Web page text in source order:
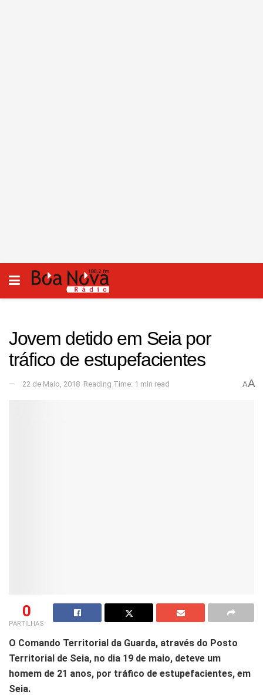
Jovem detido em Seia por
tráfico de estupefacientes
22 de Maio, 2018 Reading Time: 1 min read AA
0
PARTILHAS
O Comando Territorial da Guarda, através do Posto
Territorial de Seia, no dia 19 de maio, deteve um
homem de 21 anos, por tráfico de estupefacientes, em
Seia.